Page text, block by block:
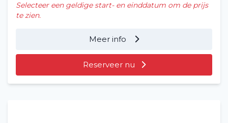
Selecteer een geldige start- en einddatum om de prijs
te zien.
Meer info
Reserveer nu